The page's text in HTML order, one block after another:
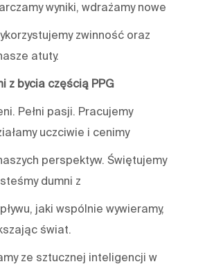
wyniki, wdrażamy nowe
zwinność oraz
atuty.
z bycia częścią PPG
Pełni pasji. Pracujemy
uczciwie i cenimy
perspektyw. Świętujemy
dumni z
jaki wspólnie wywieramy,
świat.
ze sztucznej inteligencji w